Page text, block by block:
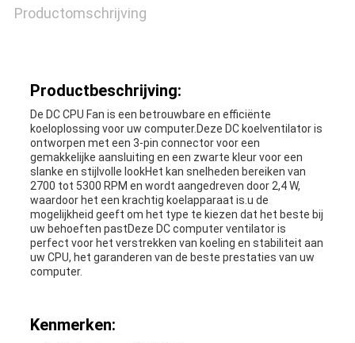
Productomschrijving
Productbeschrijving:
De DC CPU Fan is een betrouwbare en efficiënte
koeloplossing voor uw computer.Deze DC koelventilator is
ontworpen met een 3-pin connector voor een
gemakkelijke aansluiting en een zwarte kleur voor een
slanke en stijlvolle lookHet kan snelheden bereiken van
2700 tot 5300 RPM en wordt aangedreven door 2,4 W,
waardoor het een krachtig koelapparaat is.u de
mogelijkheid geeft om het type te kiezen dat het beste bij
uw behoeften pastDeze DC computer ventilator is
perfect voor het verstrekken van koeling en stabiliteit aan
uw CPU, het garanderen van de beste prestaties van uw
computer.
Kenmerken: